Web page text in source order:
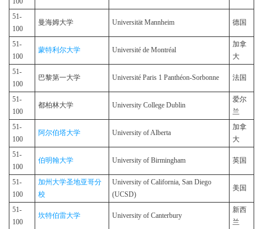
51-
100
曼海姆大学 Universität Mannheim 德国
51-
100
蒙特利尔大学 Université de Montréal
加拿
大
51-
100
巴黎第一大学 Université Paris 1 Panthéon-Sorbonne 法国
51-
100
都柏林大学 University College Dublin
爱尔
兰
51-
100
阿尔伯塔大学 University of Alberta
加拿
大
51-
100
伯明翰大学 University of Birmingham 英国
51-
100
加州大学圣地亚哥分
校
University of California, San Diego
(UCSD)
美国
51-
100
坎特伯雷大学 University of Canterbury
新西
兰